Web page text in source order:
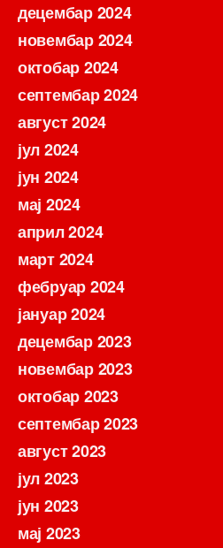
децембар 2024
новембар 2024
октобар 2024
септембар 2024
август 2024
јул 2024
јун 2024
мај 2024
април 2024
март 2024
фебруар 2024
јануар 2024
децембар 2023
новембар 2023
октобар 2023
септембар 2023
август 2023
јул 2023
јун 2023
мај 2023